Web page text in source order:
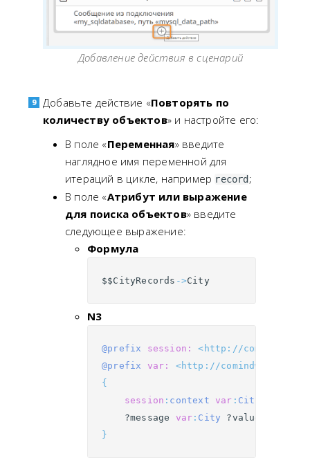
Добавление действия в сценарий
Добавьте действие «Повторять по
количеству объектов» и настройте его:
В поле «Переменная» введите
наглядное имя переменной для
итераций в цикле, например record ;
В поле «Атрибут или выражение
для поиска объектов» введите
следующее выражение:
Формула
$$CityRecords ->City
N3
@prefix session:
<http://
@prefix
var:
<http://
{
session : context var : CityRecords
?message
var : City ?value
}